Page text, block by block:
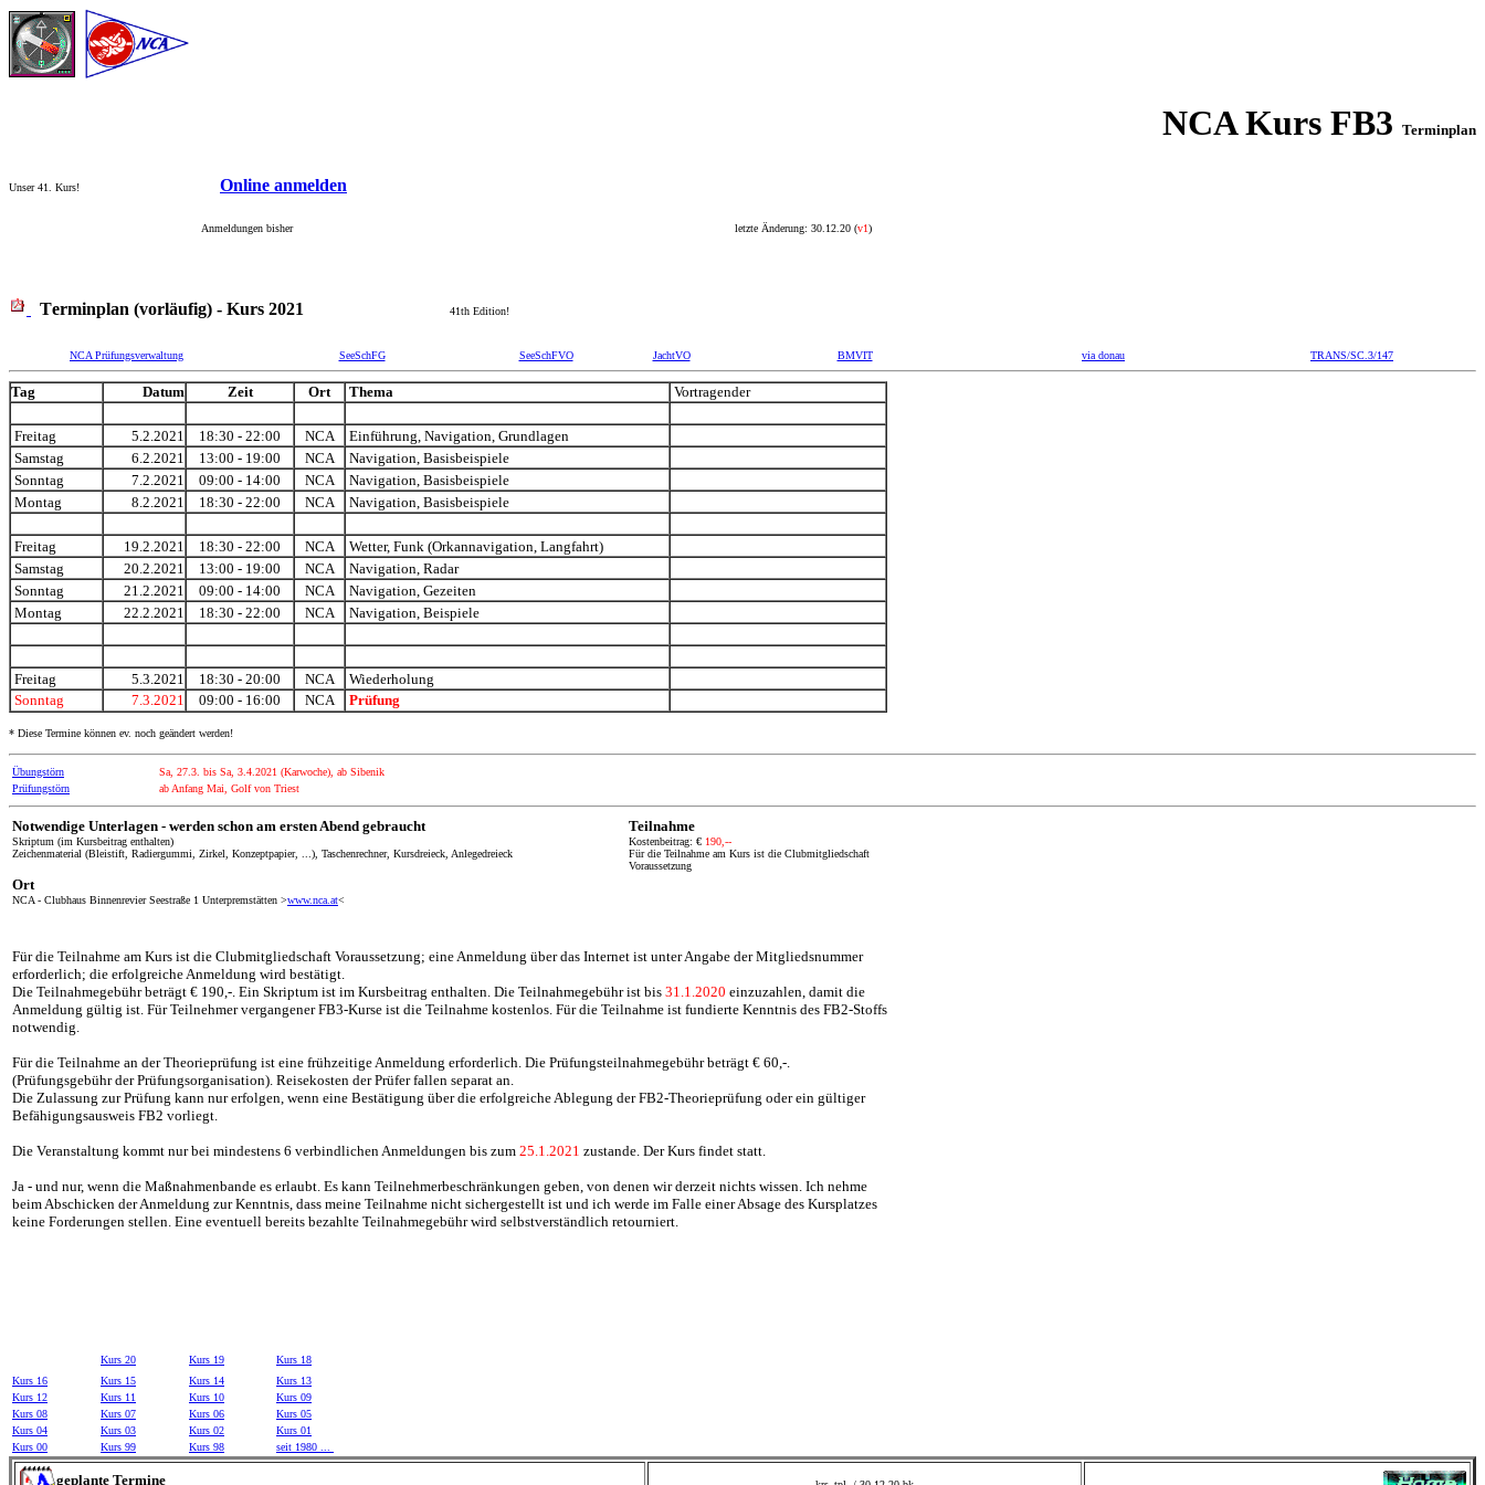
NCA Kurs FB3 Terminplan
Unser41 . Kurs! Online anmelden
Anmeldungen bisher letzte Änderung: 30.12.20 (v1)
Terminplan (vorläufig) - Kurs 2021 41th Edition!
NCA Prüfungsverwaltung SeeSchFG SeeSchFVO JachtVO BMVIT via donau TRANS/SC.3/147
Tag Datum Zeit Ort Thema Vortragender
Freitag 5.2.2021 18:30 - 22:00 NCA Einführung, Navigation, Grundlagen
Samstag
6.2.2021 13:00 - 19:00 NCA
Navigation, Basisbeispiele
Sonntag
7.2.2021 09:00 - 14:00 NCA
Navigation, Basisbeispiele
Montag
8.2.2021 18:30 - 22:00 NCA Navigation, Basisbeispiele
Freitag 19.2.2021 18:30 - 22:00 NCA
Wetter, Funk (Orkannavigation, Langfahrt)
Samstag
20.2.2021 13:00 - 19:00 NCA
Navigation, Radar
Sonntag
21.2.2021 09:00 - 14:00 NCA
Navigation, Gezeiten
Montag
22.2.2021 18:30 - 22:00 NCA Navigation, Beispiele
Freitag 5.3.2021 18:30 - 20:00 NCA
Wiederholung
Sonntag
7.3.2021 09:00 - 16:00 NCA Prüfung
* Diese Termine können ev. noch geändert werden!
Übungstörn Sa, 27.3. bis Sa, 3.4.2021 (Karwoche), ab Sibenik
Prüfungstörn
ab Anfang Mai, Golf von Triest
Notwendige Unterlagen - werden schon am ersten Abend gebraucht
Skriptum (im Kursbeitrag enthalten)
Zeichenmaterial (Bleistift, Radiergummi, Zirkel, Konzeptpapier, ...), Taschenrechner, Kursdreieck, Anlegedreieck
Teilnahme
Kostenbeitrag: € 190,--
Für die Teilnahme am Kurs ist die Clubmitgliedschaft
Voraussetzung
Ort
NCA - Clubhaus Binnenrevier Seestraße 1 Unterpremstätten >www.nca.at<
Für die Teilnahme am Kurs ist die Clubmitgliedschaft Voraussetzung; eine Anmeldung über das Internet ist unter Angabe der Mitgliedsnummer
erforderlich; die erfolgreiche Anmeldung wird bestätigt.
Die Teilnahmegebühr beträgt € 190,-. Ein Skriptum ist im Kursbeitrag enthalten. Die Teilnahmegebühr ist bis 31.1.2020 einzuzahlen, damit die
Anmeldung gültig ist. Für Teilnehmer vergangener FB3-Kurse ist die Teilnahme kostenlos. Für die Teilnahme ist fundierte Kenntnis des FB2-Stoffs
notwendig.
Für die Teilnahme an der Theorieprüfung ist eine frühzeitige Anmeldung erforderlich. Die Prüfungsteilnahmegebühr beträgt € 60,-.
(Prüfungsgebühr der Prüfungsorganisation). Reisekosten der Prüfer fallen separat an.
Die Zulassung zur Prüfung kann nur erfolgen, wenn eine Bestätigung über die erfolgreiche Ablegung der FB2-Theorieprüfung oder ein gültiger
Befähigungsausweis FB2 vorliegt.
Die Veranstaltung kommt nur bei mindestens 6 verbindlichen Anmeldungen bis zum 25.1.2021 zustande. Der Kurs findet statt.
Ja - und nur, wenn die Maßnahmenbande es erlaubt. Es kann Teilnehmerbeschränkungen geben, von denen wir derzeit nichts wissen. Ich nehme
beim Abschicken der Anmeldung zur Kenntnis, dass meine Teilnahme nicht sichergestellt ist und ich werde im Falle einer Absage des Kursplatzes
keine Forderungen stellen. Eine eventuell bereits bezahlte Teilnahmegebühr wird selbstverständlich retourniert.
Kurs 20 Kurs 19 Kurs 18
Kurs 16
Kurs 15 Kurs 14
Kurs 13
Kurs 12
Kurs 11 Kurs 10
Kurs 09
Kurs 08
Kurs 07 Kurs 06
Kurs 05
Kurs 04
Kurs 03 Kurs 02
Kurs 01
Kurs 00
Kurs 99 Kurs 98 seit 1980 ...
geplante Termine